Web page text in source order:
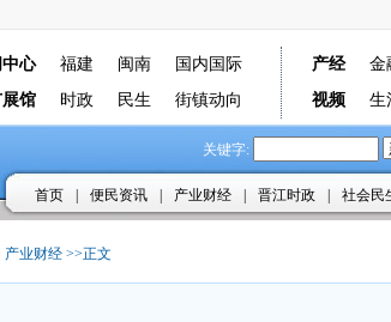
心 福建 闽南
国内国际
馆
时政 民生 街镇动向
产经 金
视频
生
关键字:
首页 便民资讯 产业财经 晋江时政 社会民
产业财经 >>正文